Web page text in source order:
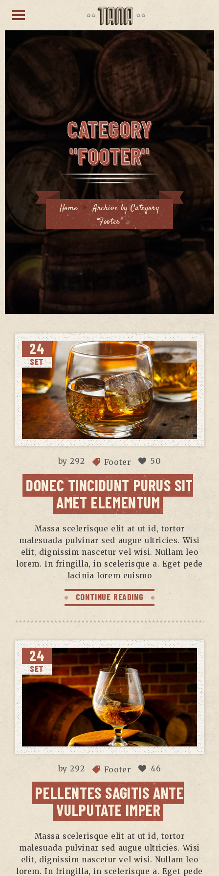
CATEGORY
"FOOTER"
Home
Archive by Category
"Footer"
24
SET
by292 Footer 50
DONEC TINCIDUNT PURUS SIT
AMET ELEMENTUM
Massa scelerisque elit at ut id, tortor
malesuada pulvinar sed augue ultricies. Wisi
elit, dignissim nascetur vel wisi. Nullam leo
lorem. In fringilla, in scelerisque a. Eget pede
lacinia lorem euismo
CONTINUE READING
24
SET
by292 Footer 46
PELLENTES SAGITIS ANTE
VULPUTATE IMPER
Massa scelerisque elit at ut id, tortor
malesuada pulvinar sed augue ultricies. Wisi
elit, dignissim nascetur vel wisi. Nullam leo
lorem. In fringilla, in scelerisque a. Eget pede